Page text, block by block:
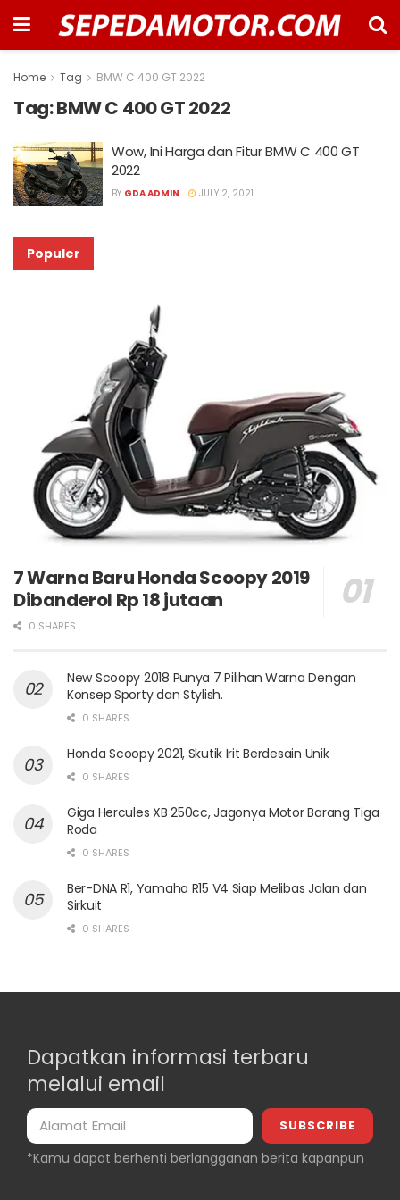
Home Tag BMW C 400 GT 2022
Tag:BMW C 400 GT 2022
Wow, Ini Harga dan Fitur BMW C 400 GT
2022
BY GDA ADMIN JULY 2, 2021
Populer
7 Warna Baru Honda Scoopy 2019
Dibanderol Rp 18 jutaan
0 SHARES
New Scoopy 2018 Punya 7 Pilihan Warna Dengan
Konsep Sporty dan Stylish.
0 SHARES
Honda Scoopy 2021, Skutik Irit Berdesain Unik
0 SHARES
Giga Hercules XB 250cc, Jagonya Motor Barang Tiga
Roda
0 SHARES
Ber-DNA R1, Yamaha R15 V4 Siap Melibas Jalan dan
Sirkuit
0 SHARES
Dapatkan informasi terbaru
melalui email
*Kamu dapat berhenti berlangganan berita kapanpun